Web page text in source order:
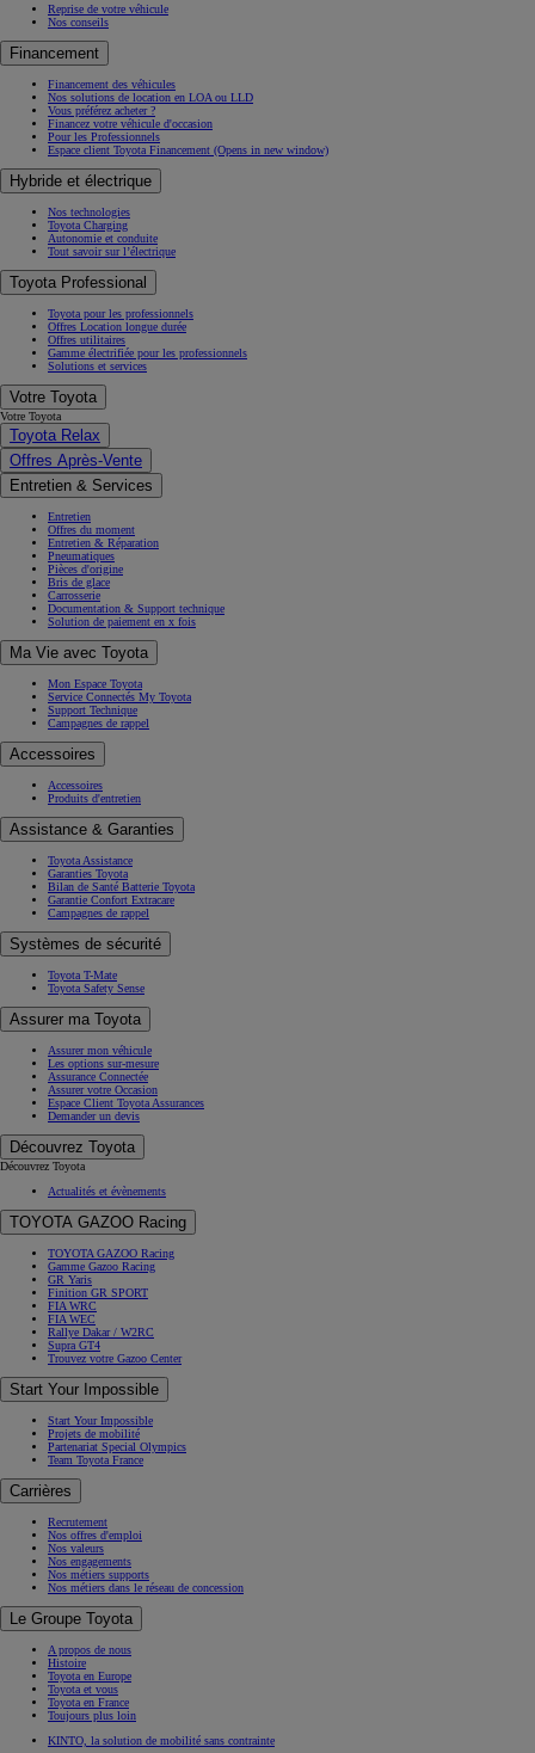
Reprise de votre véhicule
Nos conseils
Financement
Financement des véhicules
Nos solutions de location en LOA ou LLD
Vous préférez acheter ?
Financez votre véhicule d'occasion
Pour les Professionnels
Espace client Toyota Financement (Opens in new window)
Hybride et électrique
Nos technologies
Toyota Charging
Autonomie et conduite
Tout savoir sur l’électrique
Toyota Professional
Toyota pour les professionnels
Offres Location longue durée
Offres utilitaires
Gamme électrifiée pour les professionnels
Solutions et services
Votre Toyota
Votre Toyota
Toyota Relax
Offres Après-Vente
Entretien & Services
Entretien
Offres du moment
Entretien & Réparation
Pneumatiques
Pièces d'origine
Bris de glace
Carrosserie
Documentation & Support technique
Solution de paiement en x fois
Ma Vie avec Toyota
Mon Espace Toyota
Service Connectés My Toyota
Support Technique
Campagnes de rappel
Accessoires
Accessoires
Produits d'entretien
Assistance & Garanties
Toyota Assistance
Garanties Toyota
Bilan de Santé Batterie Toyota
Garantie Confort Extracare
Campagnes de rappel
Systèmes de sécurité
Toyota T-Mate
Toyota Safety Sense
Assurer ma Toyota
Assurer mon véhicule
Les options sur-mesure
Assurance Connectée
Assurer votre Occasion
Espace Client Toyota Assurances
Demander un devis
Découvrez Toyota
Découvrez Toyota
Actualités et évènements
TOYOTA GAZOO Racing
TOYOTA GAZOO Racing
Gamme Gazoo Racing
GR Yaris
Finition GR SPORT
FIA WRC
FIA WEC
Rallye Dakar / W2RC
Supra GT4
Trouvez votre Gazoo Center
Start Your Impossible
Start Your Impossible
Projets de mobilité
Partenariat Special Olympics
Team Toyota France
Carrières
Recrutement
Nos offres d'emploi
Nos valeurs
Nos engagements
Nos métiers supports
Nos métiers dans le réseau de concession
Le Groupe Toyota
A propos de nous
Histoire
Toyota en Europe
Toyota et vous
Toyota en France
Toujours plus loin
KINTO, la solution de mobilité sans contrainte